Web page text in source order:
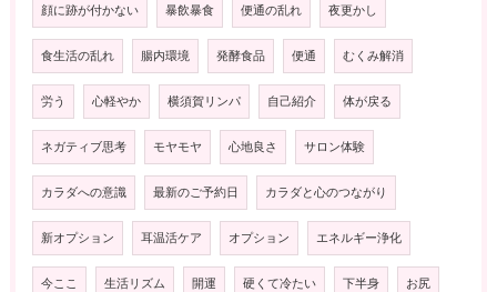
顔に跡が付かない 暴飲暴食 便通の乱れ 夜更かし
食生活の乱れ 腸内環境 発酵食品 便通 むくみ解消
労う 心軽やか 横須賀リンパ 自己紹介 体が戻る
ネガティブ思考 モヤモヤ 心地良さ サロン体験
カラダへの意識 最新のご予約日 カラダと心のつながり
新オプション 耳温活ケア オプション エネルギー浄化
今ここ 生活リズム 開運 硬くて冷たい 下半身 お尻